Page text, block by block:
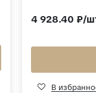
4 928.40 ₽/
В